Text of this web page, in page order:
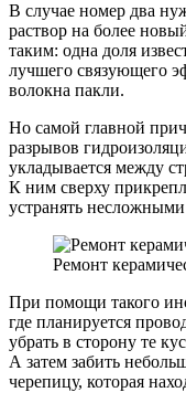
В случае номер два
раствор на более
таким: одна доля
лучшего связующего
волокна пакли.
Но самой главной
разрывов
укладывается между
К ним сверху
устранять
Ремонт
При помощи такого
где планируется
убрать в сторону те
А затем забить
черепицу, которая